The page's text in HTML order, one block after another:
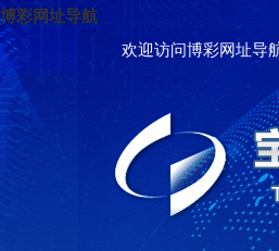
博彩网址导航
欢迎访问博彩网址导